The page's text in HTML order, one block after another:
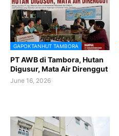
GAPOKTANHUT TAMBORA
PT AWB di Tambora, Hutan
Digusur, Mata Air Direnggut
June 16, 2026